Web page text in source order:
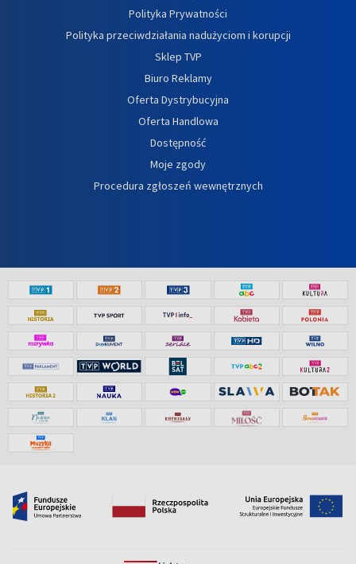
Polityka Prywatności
Polityka przeciwdziałania nadużyciom i korupcji
Sklep TVP
Biuro Reklamy
Oferta Dystrybucyjna
Oferta Handlowa
Dostępność
Moje zgody
Procedura zgłoszeń wewnętrznych